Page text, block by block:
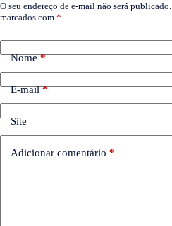
O seu endereço de e-mail não será publicado.
marcados com *
Nome*
E-mail*
Site
Adicionar comentário *